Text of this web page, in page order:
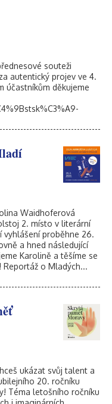
souteži
autentický projev ve 4.
účastníkům děkujeme
Waidhoferová
2. místo v literární
vyhlášení proběhne 26.
a hned následující
Karolině a těšíme se
Reportáž o Mladých...
ukázat svůj talent a
20. ročníku
Téma letošního ročníku